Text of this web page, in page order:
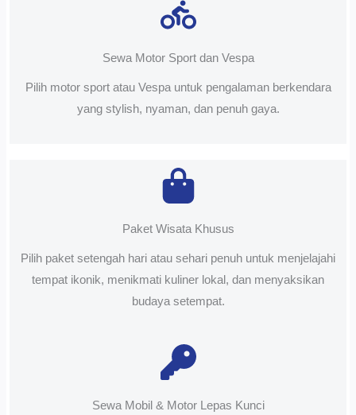
Sewa Motor Sport dan Vespa
Pilih motor sport atau Vespa untuk pengalaman berkendara
yang stylish, nyaman, dan penuh gaya.
Paket Wisata Khusus
Pilih paket setengah hari atau sehari penuh untuk menjelajahi
tempat ikonik, menikmati kuliner lokal, dan menyaksikan
budaya setempat.
Sewa Mobil & Motor Lepas Kunci